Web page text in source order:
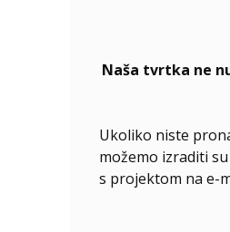
Naša tvrtka ne
Ukoliko niste
možemo izraditi
s projektom na e-